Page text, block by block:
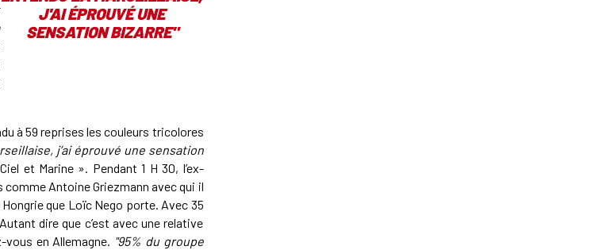
J'AI ÉPROUVÉ UNE
SENSATION BIZARRE"
à 59 reprises les couleurs tricolores
j’ai éprouvé une sensation
et Marine ». Pendant 1 H 30, l’ex-
Antoine Griezmann avec qui il
Hongrie que Loïc Nego porte. Avec 35
dire que c’est avec une relative
vous en Allemagne. "95% du groupe